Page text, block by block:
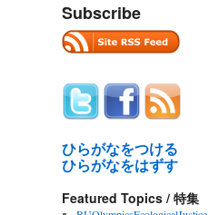
Subscribe
ひらがなをつける
ひらがなをはずす
Featured Topics / 特集